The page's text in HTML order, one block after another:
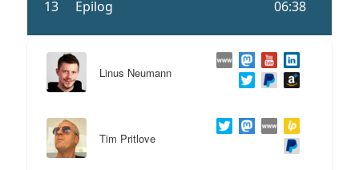
Linus Neumann
Tim Pritlove